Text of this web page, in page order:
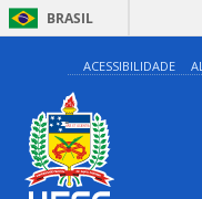
BRASIL
ACESSIBILIDADE